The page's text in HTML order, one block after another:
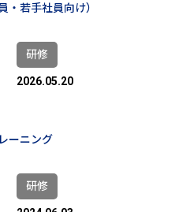
・若手社員向け）
研修
2026.05.20
ーニング
研修